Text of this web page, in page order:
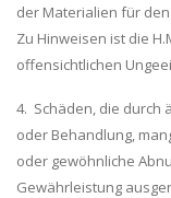
der Materialien für
Zu Hinweisen ist die
offensichtlichen
4. Schäden, die durch
oder Behandlung,
oder gewöhnliche
Gewährleistung